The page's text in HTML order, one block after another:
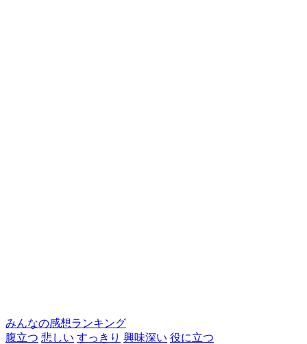
みんなの感想ランキング
腹立つ 悲しい すっきり 興味深い 役に立つ